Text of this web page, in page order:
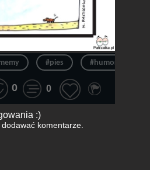
#pies #humor
0 0
:)
komentarze.